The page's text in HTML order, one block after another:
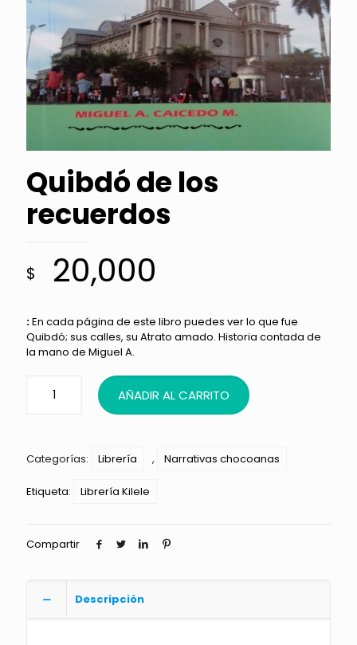
Quibdó de los
recuerdos
$ 20,000
:En cada página de este libro puedes ver lo que fue
Quibdó; sus calles, su Atrato amado. Historia contada de
la mano de Miguel A.
AÑADIR AL CARRITO
Categorías: Librería , Narrativas chocoanas
Etiqueta: Librería Kilele
Compartir
Descripción